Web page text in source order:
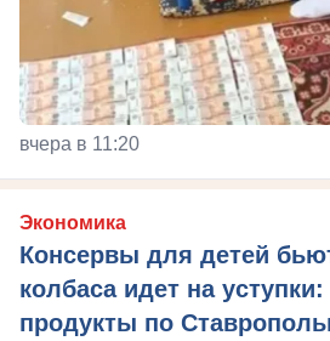
вчера в 11:20
Экономика
Консервы для детей
колбаса идет на
продукты по